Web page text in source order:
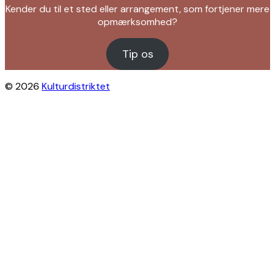
Kender du til et sted eller arrangement, som fortjener mere
opmærksomhed?
Tip os
© 2026 Kulturdistriktet